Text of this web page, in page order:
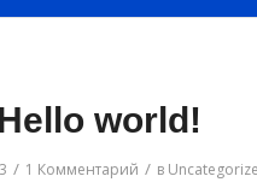
Hello world!
/ 1 Комментарий / в